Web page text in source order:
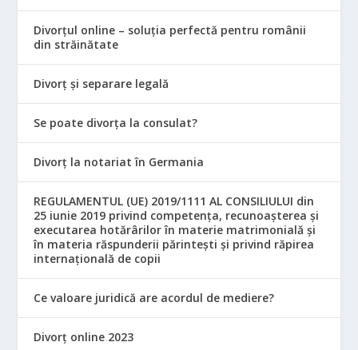
Divorțul online – soluția perfectă pentru românii
din străinătate
Divorț și separare legală
Se poate divorța la consulat?
Divorț la notariat în Germania
REGULAMENTUL (UE) 2019/1111 AL CONSILIULUI din
25 iunie 2019 privind competența, recunoașterea și
executarea hotărârilor în materie matrimonială și
în materia răspunderii părintești și privind răpirea
internațională de copii
Ce valoare juridică are acordul de mediere?
Divorț online 2023